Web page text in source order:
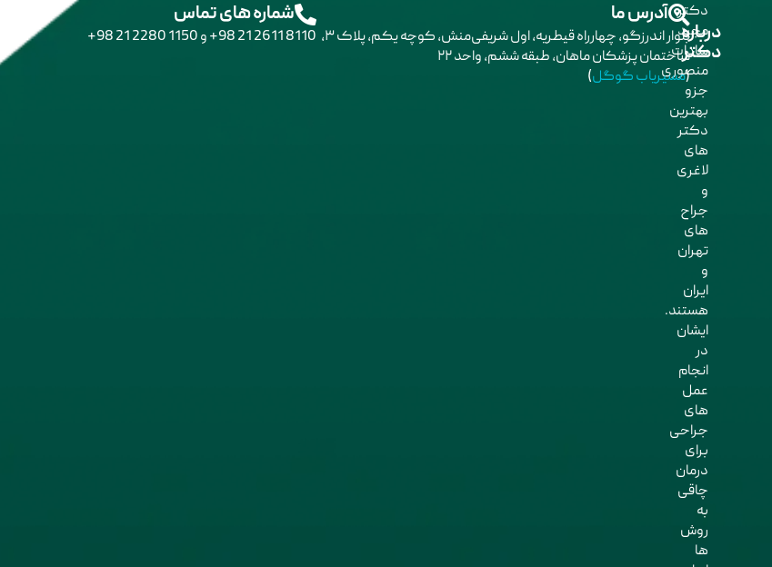
درباره
دکتر
دکتر
مجید
سادات
منصوری
جزو
بهترین
دکتر
های
لاغری
و
جراح
های
تهران
و
ایران
هستند.
ایشان
در
انجام
عمل
های
جراحی
برای
درمان
چاقی
به
روش
ها
آدرس ما
بلوار اندرزگو، چهارراه قیطریه، اول شریفی‌منش، کوچه یکم، پلاک ۳،
ساختمان پزشکان ماهان، طبقه ششم، واحد ۲۲
(مسیریاب گوگل)
شماره های تماس
8110 2611 21 98+ و1150 2280 21 98+